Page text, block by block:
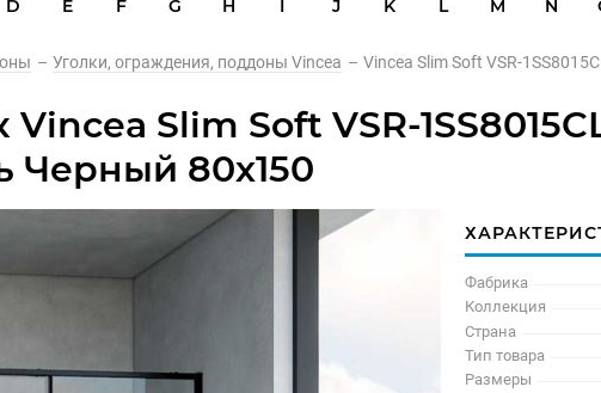
D E F G H I J K L M N
– Уголки, ограждения, поддоны Vincea – Vincea Slim Soft VSR-
Slim Soft VSR-
Черный 80х150
Фабрика
Коллекция
Страна
Тип товара
Размеры